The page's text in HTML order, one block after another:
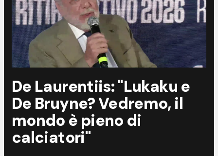
De Laurentiis: "Lukaku e
De Bruyne? Vedremo, il
mondo è pieno di
calciatori"